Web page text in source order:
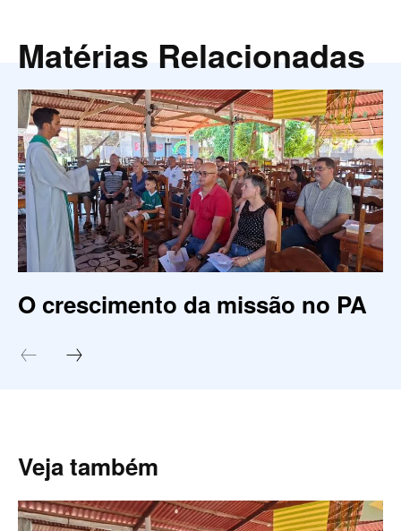
Matérias Relacionadas
O crescimento da missão no PA
Veja também